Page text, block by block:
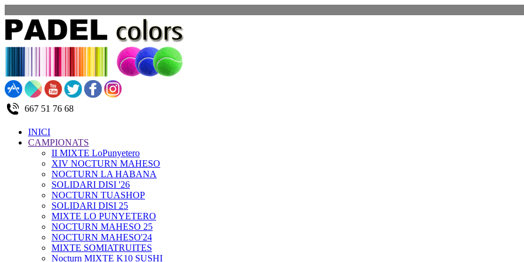
667 51 76 68
INICI
CAMPIONATS
II MIXTE LoPunyetero
XIV NOCTURN MAHESO
NOCTURN LA HABANA
SOLIDARI DISI '26
NOCTURN TUASHOP
SOLIDARI DISI 25
MIXTE LO PUNYETERO
NOCTURN MAHESO 25
NOCTURN MAHESO'24
MIXTE SOMIATRUITES
Nocturn MIXTE K10 SUSHI